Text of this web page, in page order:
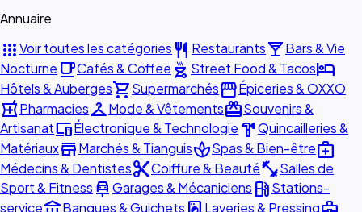
Annuaire
appsVoir toutes les catégories restaurant Restaurantslocal_barBars & Vie
Nocturne local_cafeCafés & Coffee outdoor_grill Street Food & Tacoshotel
Hôtels & Aubergesshopping_cartSupermarchésstorefrontÉpiceries & OXXO
local_pharmacyPharmaciescheckroomMode & VêtementsredeemSouvenirs &
ArtisanatdevicesÉlectronique & Technologie hardwareQuincailleries &
MatériauxstoreMarchés & TianguisspaSpas & Bien-êtremedical_services
Médecins & Dentistescontent_cutCoiffure & Beautéfitness_centerSalles de
Sport & Fitness car_repairGarages & Mécaniciens local_gas_stationStations-
service
Banques & Guichets Laveries & Pressing